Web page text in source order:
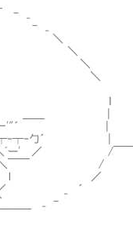
_
の黄
＿ |
一'"´ |
勹´ |
ー' ／ /￣￣
￣ / ＼ お金
l ／
＿＿／ _
｀ _ -